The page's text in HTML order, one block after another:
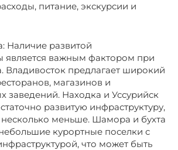
питание, экскурсии и
Наличие развитой
является важным фактором при
Владивосток предлагает широкий
магазинов и
заведений. Находка и Уссурийск
развитую инфраструктуру,
меньше. Шамора и бухта
курортные поселки с
что может быть